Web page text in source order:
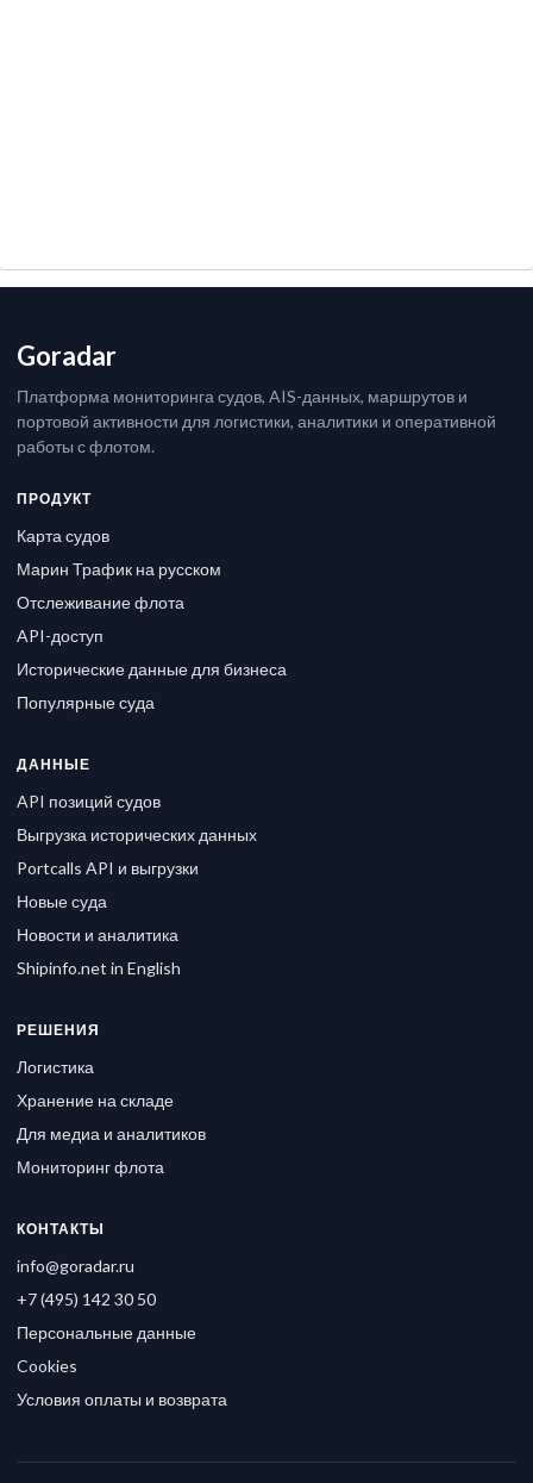
Goradar
Платформа мониторинга судов, AIS-данных, маршрутов и
портовой активности для логистики, аналитики и оперативной
работы с флотом.
ПРОДУКТ
Карта судов
Марин Трафик на русском
Отслеживание флота
API-доступ
Исторические данные для бизнеса
Популярные суда
ДАННЫЕ
API позиций судов
Выгрузка исторических данных
Portcalls API и выгрузки
Новые суда
Новости и аналитика
Shipinfo.net in English
РЕШЕНИЯ
Логистика
Хранение на складе
Для медиа и аналитиков
Мониторинг флота
КОНТАКТЫ
info@goradar.ru
+7 (495) 142 30 50
Персональные данные
Cookies
Условия оплаты и возврата